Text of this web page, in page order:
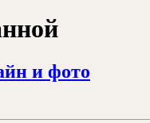
и фото